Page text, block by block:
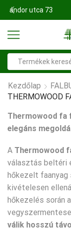
Kezdőlap
THERMOWOOD
Thermowood fa
elegáns
A Thermowood
választás beltéri
hőkezelt
kivételesen
hőkezelés során
válik hosszú